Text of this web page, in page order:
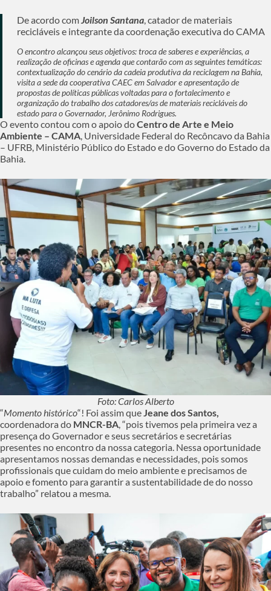
De acordo com Joilson Santana , catador de materiais
recicláveis e integrante da coordenação executiva do CAMA
O encontro alcançou seus objetivos: troca de saberes e experiências, a
realização de oficinas e agenda que contarão com as seguintes temáticas:
contextualização do cenário da cadeia produtiva da reciclagem na Bahia,
visita a sede da cooperativa CAEC em Salvador e apresentação de
propostas de políticas públicas voltadas para o fortalecimento e
organização do trabalho dos catadores/as de materiais recicláveis do
estado para o Governador, Jerônimo Rodrigues.
O evento contou com o apoio doCentro de Arte e Meio
Ambiente – CAMA , Universidade Federal do Recôncavo da Bahia
– UFRB, Ministério Público do Estado e do Governo do Estado da
Bahia.
Foto: Carlos Alberto
“Momento histórico“! Foi assim que Jeane dos Santos,
coordenadora do MNCR-BA , “pois tivemos pela primeira vez a
presença do Governador e seus secretários e secretárias
presentes no encontro da nossa categoria. Nessa oportunidade
apresentamos nossas demandas e necessidades, pois somos
profissionais que cuidam do meio ambiente e precisamos de
apoio e fomento para garantir a sustentabilidade de do nosso
trabalho” relatou a mesma.